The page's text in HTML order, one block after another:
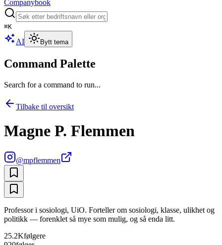
Companybook
⌘K
AI Bytt tema
Command Palette
Search for a command to run...
Tilbake til oversikt
Magne P. Flemmen
@mpflemmen
Professor i sosiologi, UiO. Forteller om sosiologi, klasse, ulikhet og
politikk — forenklet så mye som mulig, og så enda litt.
25.2Kfølgere